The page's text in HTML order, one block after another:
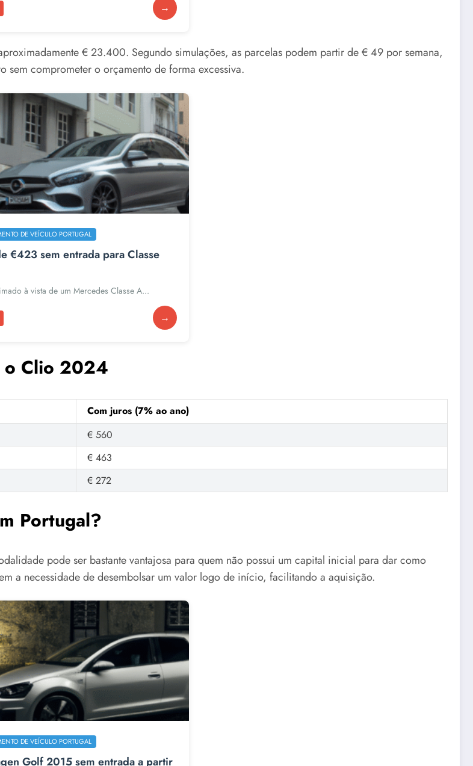
→
€ 23.400. Segundo simulações, as parcelas podem partir de € 49 por semana,
sem comprometer o orçamento de forma excessiva.
DE VEÍCULO PORTUGAL
€423 sem entrada para Classe
à vista de um Mercedes Classe A...
→
o Clio 2024
Com juros (7% ao ano)
€ 560
€ 463
€ 272
Portugal?
pode ser bastante vantajosa para quem não possui um capital inicial para dar como
a necessidade de desembolsar um valor logo de início, facilitando a aquisição.
DE VEÍCULO PORTUGAL
Golf 2015 sem entrada a partir